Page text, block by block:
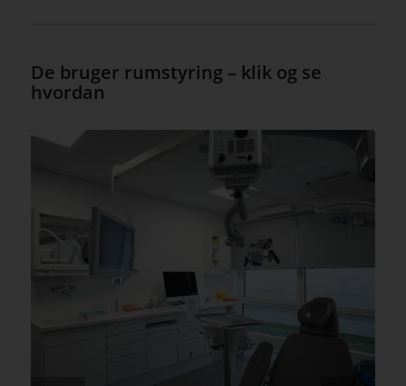
De bruger rumstyring – klik og se
hvordan